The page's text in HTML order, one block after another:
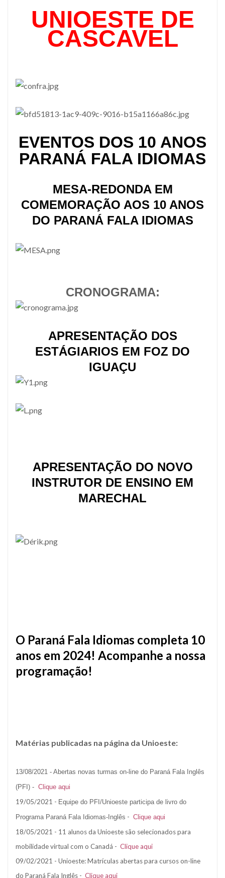
UNIOESTE DE
CASCAVEL
EVENTOS DOS 10 ANOS
PARANÁ FALA IDIOMAS
MESA-REDONDA EM
COMEMORAÇÃO AOS 10 ANOS
DO PARANÁ FALA IDIOMAS
CRONOGRAMA:
APRESENTAÇÃO DOS
ESTÁGIARIOS EM FOZ DO
IGUAÇU
APRESENTAÇÃO DO NOVO
INSTRUTOR DE ENSINO EM
MARECHAL
O Paraná Fala Idiomas completa 10
anos em 2024! Acompanhe a nossa
programação!
Matérias publicadas na página da Unioeste:
13/08/2021 - Abertas novas turmas on-line do Paraná Fala Inglês
(PFI) - Clique aqui
19/05/2021 - Equipe do PFI/Unioeste participa de livro do
Programa Paraná Fala Idiomas-Inglês - Clique aqui
18/05/2021 - 11 alunos da Unioeste são selecionados para
mobilidade virtual com o Canadá - Clique aqui
09/02/2021 - Unioeste: Matrículas abertas para cursos on-line
do Paraná Fala Inglês - Clique aqui